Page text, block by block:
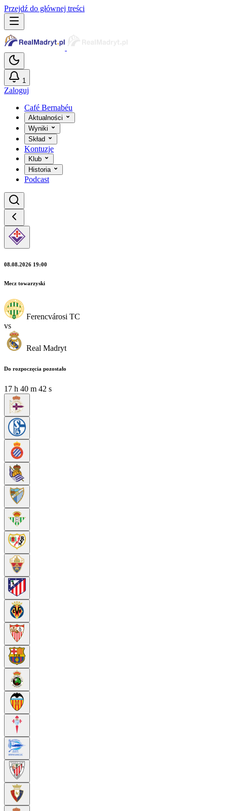
Przejdź do głównej treści
1
Zaloguj
Café Bernabéu
Aktualności
Wyniki
Skład
Kontuzje
Klub
Historia
Podcast
08.08.2026 19:00
Mecz towarzyski
Ferencvárosi TC
vs
Real Madryt
Do rozpoczęcia pozostało
17 h 40 m 41 s